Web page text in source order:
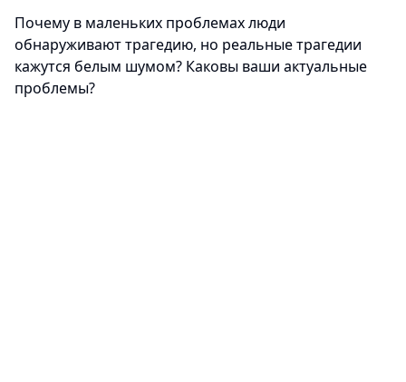
Почему в маленьких проблемах люди
обнаруживают трагедию, но реальные трагедии
кажутся белым шумом? Каковы ваши актуальные
проблемы?